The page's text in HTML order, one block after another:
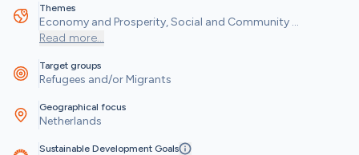
Themes
Economy and Prosperity, Social and Community
Objectives
Read more...
Target groups
Refugees and/or Migrants
Geographical focus
Netherlands
Sustainable Development Goals